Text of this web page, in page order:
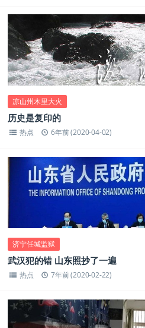
凉山州木里大火
历史是复印的
热点 6年前 (2020-04-02)
济宁任城监狱
武汉犯的错 山东照抄了一遍
热点 7年前 (2020-02-22)